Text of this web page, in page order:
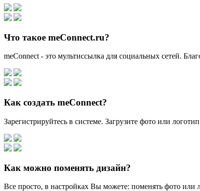
Что такое meConnect.ru?
meConnect - это мультиссылка для социальных сетей.
Как создать meConnect?
Зарегистрируйтесь в системе. Загрузите фото или
Как можно поменять дизайн?
Все просто, в настройках Вы можете: поменять фото или